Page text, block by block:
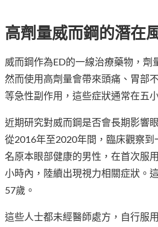
高劑量威而鋼的潛在
威而鋼作為ED的一線治療藥物，劑
然而使用高劑量會帶來頭痛、胃部
等急性副作用，這些症狀通常在五
近期研究對威而鋼是否會長期影響
從2016年至2020年間，臨床觀察
名原本眼部健康的男性，在首次服
小時內，陸續出現視力相關症狀。
57歲。
這些人士都未經醫師處方，自行服